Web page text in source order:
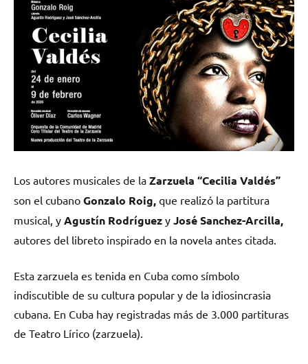
Los autores musicales de la Zarzuela “Cecilia Valdés”
son el cubano Gonzalo Roig, que realizó la partitura
musical, y Agustín Rodríguez y José Sanchez-Arcilla,
autores del libreto inspirado en la novela antes citada.
Esta zarzuela es tenida en Cuba como símbolo
indiscutible de su cultura popular y de la idiosincrasia
cubana. En Cuba hay registradas más de 3.000 partituras
de Teatro Lírico (zarzuela).